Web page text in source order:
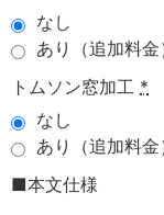
なし
あり（追加料金
トムソン窓加工 *
なし
あり（追加料金
■本文仕様